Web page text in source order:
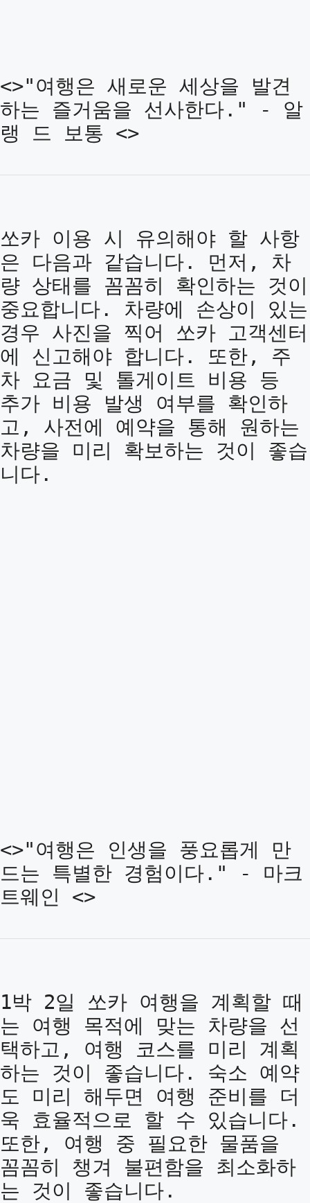
<>"여행은 새로운 세상을 발견
하는 즐거움을 선사한다." - 알
랭 드 보통 <>
쏘카 이용 시 유의해야 할 사항
은 다음과 같습니다. 먼저, 차
량 상태를 꼼꼼히 확인하는 것이
중요합니다. 차량에 손상이 있는
경우 사진을 찍어 쏘카 고객센터
에 신고해야 합니다. 또한, 주
차 요금 및 톨게이트 비용 등
추가 비용 발생 여부를 확인하
고, 사전에 예약을 통해 원하는
차량을 미리 확보하는 것이 좋습
니다.
<>"여행은 인생을 풍요롭게 만
드는 특별한 경험이다." - 마크
트웨인 <>
1박 2일 쏘카 여행을 계획할 때
는 여행 목적에 맞는 차량을 선
택하고, 여행 코스를 미리 계획
하는 것이 좋습니다. 숙소 예약
도 미리 해두면 여행 준비를 더
욱 효율적으로 할 수 있습니다.
또한, 여행 중 필요한 물품을
꼼꼼히 챙겨 불편함을 최소화하
는 것이 좋습니다.